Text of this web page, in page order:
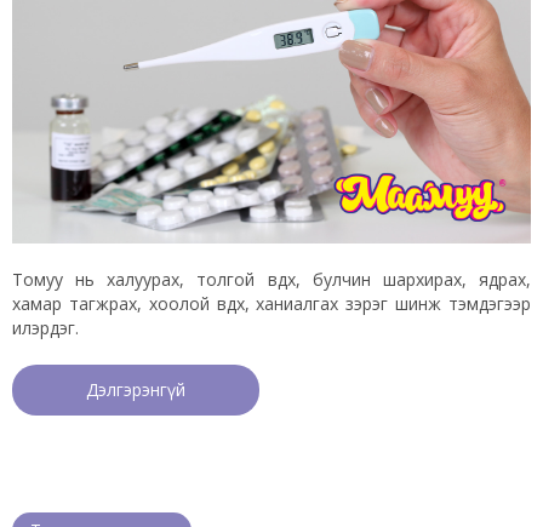
Томуу нь халуурах, толгой өвдөх, булчин шархирах, ядрах,
хамар тагжрах, хоолой өвдөх, ханиалгах зэрэг шинж тэмдэгээр
илэрдэг.
Дэлгэрэнгүй